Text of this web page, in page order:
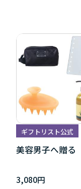
ギフトリスト公式
美容男子へ贈る
3,080円